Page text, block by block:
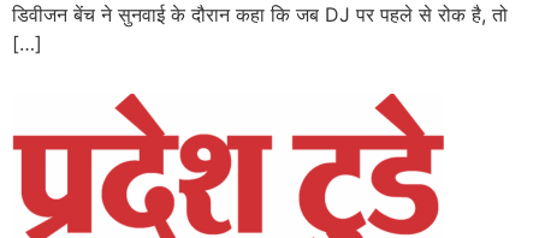
डिवीजन बेंच ने सुनवाई के दौरान कहा कि जब DJ पर पहले से रोक है, तो
[…]